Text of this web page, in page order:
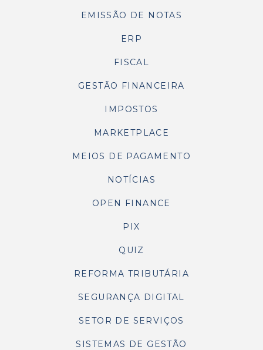
EMISSÃO DE NOTAS
ERP
FISCAL
GESTÃO FINANCEIRA
IMPOSTOS
MARKETPLACE
MEIOS DE PAGAMENTO
NOTÍCIAS
OPEN FINANCE
PIX
QUIZ
REFORMA TRIBUTÁRIA
SEGURANÇA DIGITAL
SETOR DE SERVIÇOS
SISTEMAS DE GESTÃO